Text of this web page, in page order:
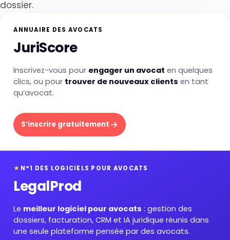
dossier.
ANNUAIRE DES AVOCATS
JuriScore
Inscrivez-vous pour engager un avocat en quelques
clics, ou pour trouver de nouveaux clients en tant
qu’avocat.
S’inscrire gratuitement
★ N°1 DES LOGICIELS POUR AVOCATS
LegalProd
Le meilleur logiciel pour avocats : gestion des
dossiers, facturation, CRM et IA juridique réunis dans
une seule plateforme pensée par des avocats.